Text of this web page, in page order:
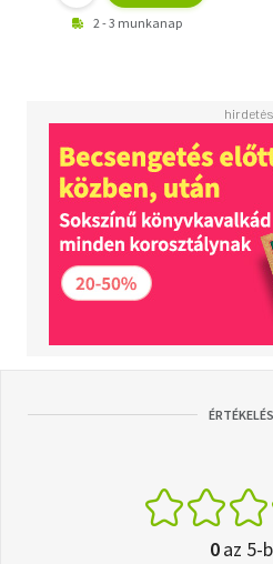
2 - 3 munkanap
0az 5-